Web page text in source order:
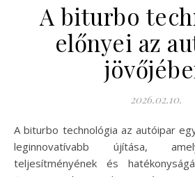
A biturbo
előnyei az
2026.02.10.
A biturbo technológia az autóipar egyik legizgalmasabb és
leginnovatívabb újítása,
teljesítményének és